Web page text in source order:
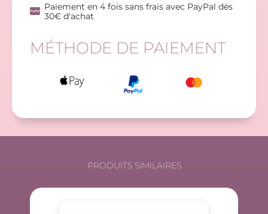
Paiement en 4 fois sans frais avec PayPal dès
30€ d'achat
MÉTHODE DE PAIEMENT
PRODUITS SIMILAIRES